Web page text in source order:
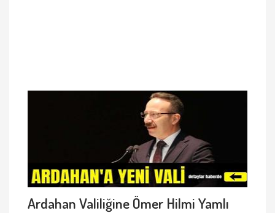
Ardahan Valiliğine Ömer Hilmi Yamlı